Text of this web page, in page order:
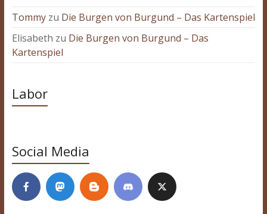
Tommyzu Die Burgen von Burgund – Das Kartenspiel
Elisabeth zu Die Burgen von Burgund – Das
Kartenspiel
Labor
Social Media